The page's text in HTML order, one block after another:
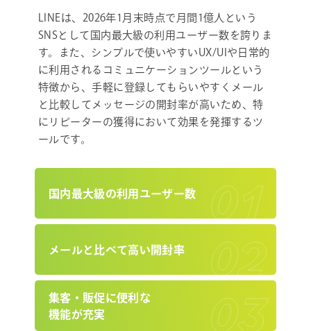
LINEは、2026年1月末時点で月間1億人という
SNSとして国内最大級の利用ユーザー数を誇りま
す。また、シンプルで使いやすいUX/UIや日常的
に利用されるコミュニケーションツールという
特徴から、手軽に登録してもらいやすくメール
と比較してメッセージの開封率が高いため、特
にリピーターの獲得において効果を発揮するツ
ールです。
国内最大級の利用ユーザー数
メールと比べて高い開封率
集客・販促に便利な
機能が充実